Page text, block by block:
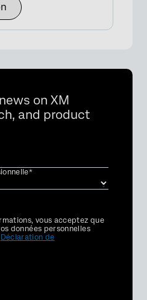
on XM
and product
vous acceptez que
données personnelles
Déclaration de